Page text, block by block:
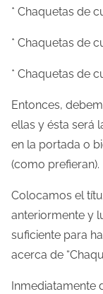
* Chaquetas de
* Chaquetas de
* Chaquetas de
Entonces,
ellas y ésta será
en la portada o
(como prefieran).
Colocamos el
anteriormente y
suficiente para
acerca de
Inmediatamente